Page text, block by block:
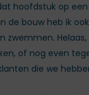
hoofdstuk op
de bouw heb ik
zwemmen.
of nog even
die we